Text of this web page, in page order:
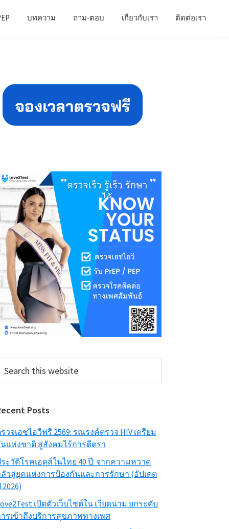
บทความ ถาม-ตอบ เกี่ยวกับเรา ติดต่อเรา
Sidebar
this
Posts
วจเอชไอวีฟรี 2569: รณรงค์ตรวจ HIV เตรียม
แห่งชาติ สู่สังคมไร้การตีตรา
ะวัติโรคเอดส์ในไทย 40 ปี: จากความหวาด
วสู่ยุคแห่งการป้องกันและการรักษา (อัปเดต
2026)
เปิดตัวเว็บไซต์ใน เวียดนาม ยกระดับ
รเข้าถึงบริการสุขภาพทางเพศ